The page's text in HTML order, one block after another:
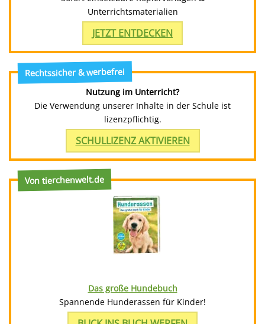
Unterrichtsmaterialien
JETZT ENTDECKEN
Rechtssicher & werbefrei
Nutzung im Unterricht?
Die Verwendung unserer Inhalte in der Schule ist
lizenzpflichtig.
SCHULLIZENZ AKTIVIEREN
Von tierchenwelt.de
Das große Hundebuch
Spannende Hunderassen für Kinder!